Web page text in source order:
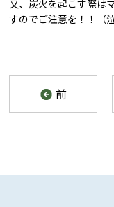
又、炭火を起こす際は
すのでご注意を！！（泣
前